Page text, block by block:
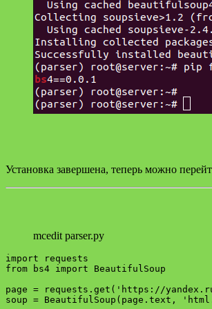
Установка завершена, теперь можно
mcedit parser.py
import requests
from bs4 import BeautifulSoup
page = requests.get('https://